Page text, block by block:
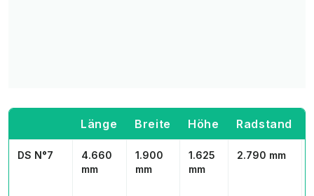
Länge Breite Höhe Radstand
DS N°7
4.660
mm
1.900
mm
1.625
mm
2.790 mm